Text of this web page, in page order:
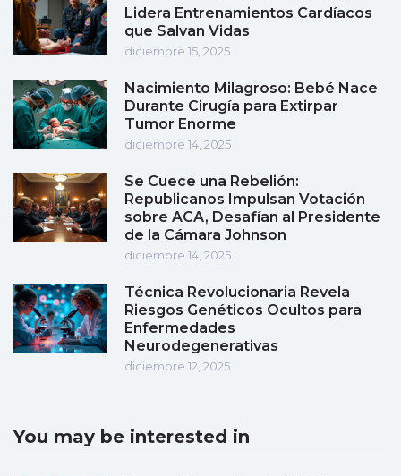
Lidera Entrenamientos Cardíacos
que Salvan Vidas
diciembre 15, 2025
Nacimiento Milagroso: Bebé Nace
Durante Cirugía para Extirpar
Tumor Enorme
diciembre 14, 2025
Se Cuece una Rebelión:
Republicanos Impulsan Votación
sobre ACA, Desafían al Presidente
de la Cámara Johnson
diciembre 14, 2025
Técnica Revolucionaria Revela
Riesgos Genéticos Ocultos para
Enfermedades
Neurodegenerativas
diciembre 12, 2025
You may be interested in